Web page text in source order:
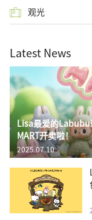
观光
Latest News
Lisa最爱的Labubu
MART开卖啦！
2025.07.10